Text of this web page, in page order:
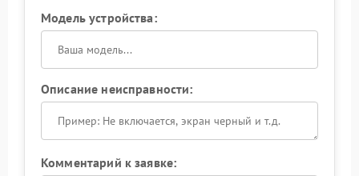
Модель устройства:
Описание неисправности:
Комментарий к заявке: